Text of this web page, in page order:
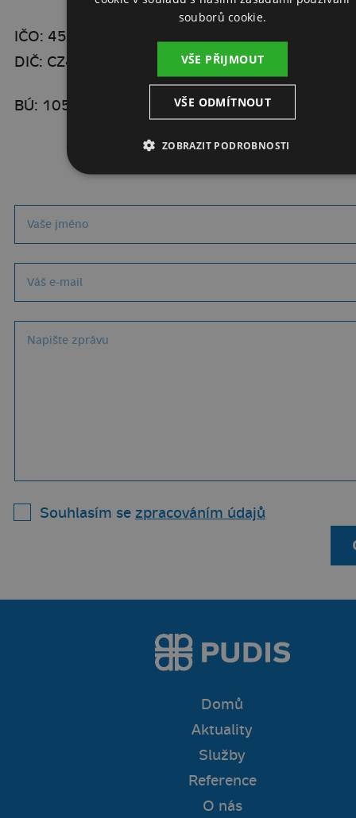
IČO: 45272891
DIČ: CZ45272891
BÚ: 105026522/0300
Souhlasím se zpracováním údajů
Domů
Aktuality
Služby
Reference
O nás
souborů cookie.
VŠE PŘIJMOUT
VŠE ODMÍTNOUT
ZOBRAZIT PODROBNOSTI